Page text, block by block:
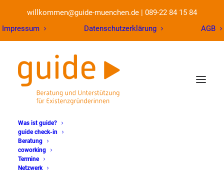
willkommen@guide-muenchen.de | 089-22 84 15 84
Impressum
Datenschutzerklärung AGB
Was ist guide?
guide check-in
Beratung
coworking
Termine
Netzwerk